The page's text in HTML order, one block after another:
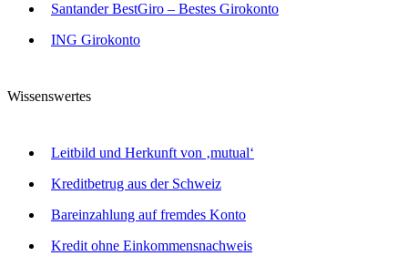
Santander BestGiro – Bestes Girokonto
ING Girokonto
Wissenswertes
Leitbild und Herkunft von ‚mutual‘
Kreditbetrug aus der Schweiz
Bareinzahlung auf fremdes Konto
Kredit ohne Einkommensnachweis